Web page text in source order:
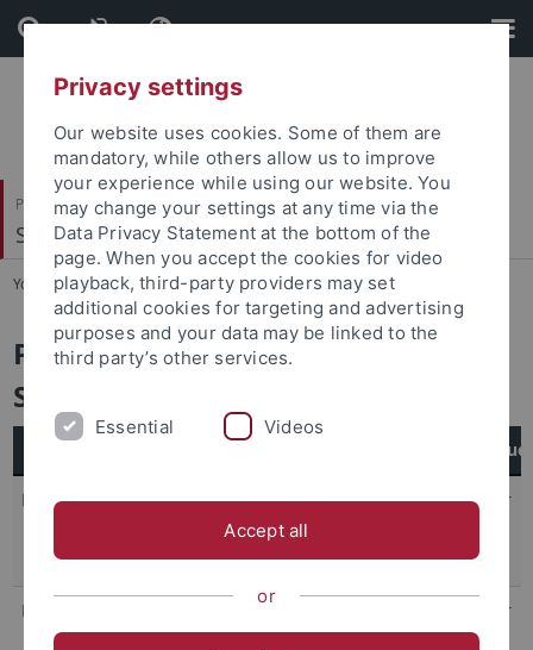
Skip
to
content
Skip
to
footer
Philosophische Fakultät
Slavisches Seminar
You are here: Startseite ... Promotionen
Promotionen am Slavischen
Seminar (von 1966 bis heute)
Betreuer
Kölle, Helmut 1966
Farbe, Licht und Klang in
der malenden Poesie
Deržavins
Müller
Kedves, Georg
Orthodoxie und Gegenwart.
Müller
Privacy settings
Our website uses cookies. Some of them are
mandatory, while others allow us to improve
your experience while using our website. You
may change your settings at any time via the
Data Privacy Statement at the bottom of the
page. When you accept the cookies for video
playback, third-party providers may set
additional cookies for targeting and advertising
purposes and your data may be linked to the
third party’s other services.
Essential Videos
Accept all
or